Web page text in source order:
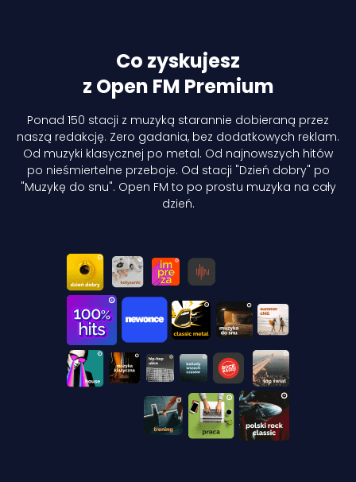
Co zyskujesz
z Open FM Premium
Ponad 150 stacji z muzyką starannie dobieraną przez
naszą redakcję. Zero gadania, bez dodatkowych reklam.
Od muzyki klasycznej po metal. Od najnowszych hitów
po nieśmiertelne przeboje. Od stacji "Dzień dobry" po
"Muzykę do snu". Open FM to po prostu muzyka na cały
dzień.